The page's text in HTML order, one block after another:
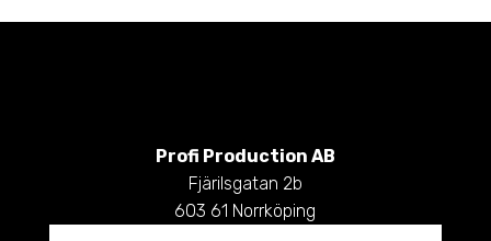
Profi Production AB
Fjärilsgatan 2b
603 61 Norrköping